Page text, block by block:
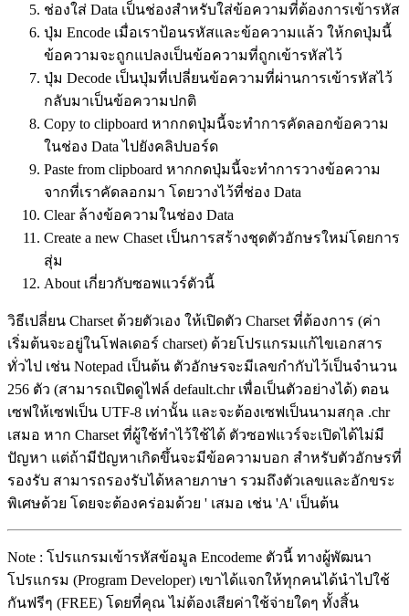
ช่องใส่ Data เป็นช่องสำหรับใส่ข้อความที่ต้องการเข้ารหัส
ปุ่ม Encode เมื่อเราป้อนรหัสและข้อความแล้ว ให้กดปุ่มนี้
ข้อความจะถูกแปลงเป็นข้อความที่ถูกเข้ารหัสไว้
ปุ่ม Decode เป็นปุ่มที่เปลี่ยนข้อความที่ผ่านการเข้ารหัสไว้
กลับมาเป็นข้อความปกติ
Copy to clipboard หากกดปุ่มนี้จะทำการคัดลอกข้อความ
ในช่อง Data ไปยังคลิปบอร์ด
Paste from clipboard หากกดปุ่มนี้จะทำการวางข้อความ
จากที่เราคัดลอกมา โดยวางไว้ที่ช่อง Data
Clear ล้างข้อความในช่อง Data
Create a new Chaset เป็นการสร้างชุดตัวอักษรใหม่โดยการ
สุ่ม
About เกี่ยวกับซอพแวร์ตัวนี้
วิธีเปลี่ยน Charset ด้วยตัวเอง ให้เปิดตัว Charset ที่ต้องการ (ค่า
เริ่มต้นจะอยู่ในโฟลเดอร์ charset) ด้วยโปรแกรมแก้ไขเอกสาร
ทั่วไป เช่น Notepad เป็นต้น ตัวอักษรจะมีเลขกำกับไว้เป็นจำนวน
256 ตัว (สามารถเปิดดูไฟล์ default.chr เพื่อเป็นตัวอย่างได้) ตอน
เซฟให้เซฟเป็น UTF-8 เท่านั้น และจะต้องเซฟเป็นนามสกุล .chr
เสมอ หาก Charset ที่ผู้ใช้ทำไว้ใช้ได้ ตัวซอฟแวร์จะเปิดได้ไม่มี
ปัญหา แต่ถ้ามีปัญหาเกิดขึ้นจะมีข้อความบอก สำหรับตัวอักษรที่
รองรับ สามารถรองรับได้หลายภาษา รวมถึงตัวเลขและอักขระ
พิเศษด้วย โดยจะต้องคร่อมด้วย ' เสมอ เช่น 'A' เป็นต้น
Note : โปรแกรมเข้ารหัสข้อมูล Encodeme ตัวนี้ ทางผู้พัฒนา
โปรแกรม (Program Developer) เขาได้แจกให้ทุกคนได้นำไปใช้
กันฟรีๆ (FREE) โดยที่คุณ ไม่ต้องเสียค่าใช้จ่ายใดๆ ทั้งสิ้น